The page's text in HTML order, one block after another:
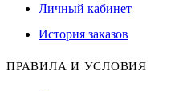
Личный кабинет
История заказов
ПРАВИЛА И УСЛОВИЯ